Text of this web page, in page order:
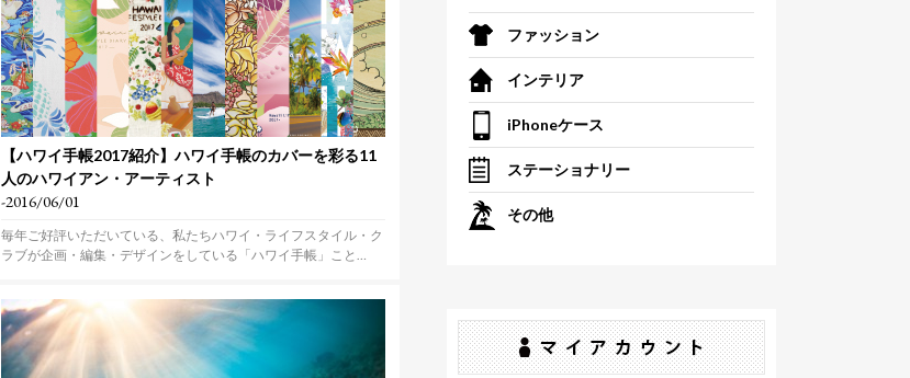
【ハワイ手帳2017紹介】ハワイ手帳のカバーを彩る11
人のハワイアン・アーティスト
-2016/06/01
毎年ご好評いただいている、私たちハワイ・ライフスタイル・ク
ラブが企画・編集・デザインをしている「ハワイ手帳」こと
ファッション
インテリア
iPhoneケース
ステーショナリー
その他